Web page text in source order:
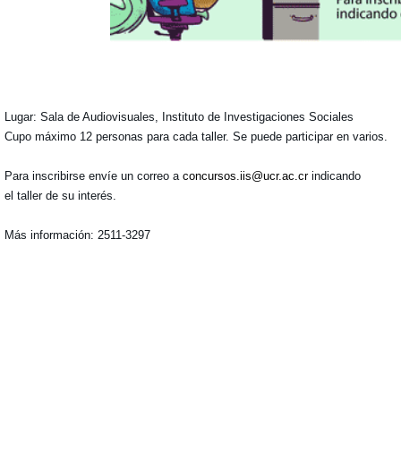
Lugar: Sala de Audiovisuales, Instituto de Investigaciones Sociales
Cupo máximo 12 personas para cada taller. Se puede participar en varios.
Para inscribirse envíe un correo a concursos.iis@ucr.ac.crindicando
el taller de su interés.
Más información: 2511-3297